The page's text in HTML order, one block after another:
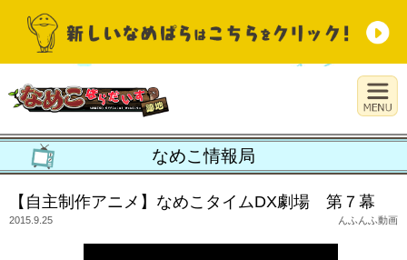
なめこ情報局
【自主制作アニメ】なめこタイムDX劇場 第７幕
2015.9.25 んふんふ動画